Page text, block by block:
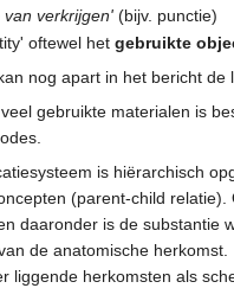
van verkrijgen' (bijv. punctie)
oftewel hetgebruikte
nog apart in het bericht
gebruikte materialen is
is hiërarchisch
(parent-child
daaronder is de substantie
de anatomische
liggende herkomsten als